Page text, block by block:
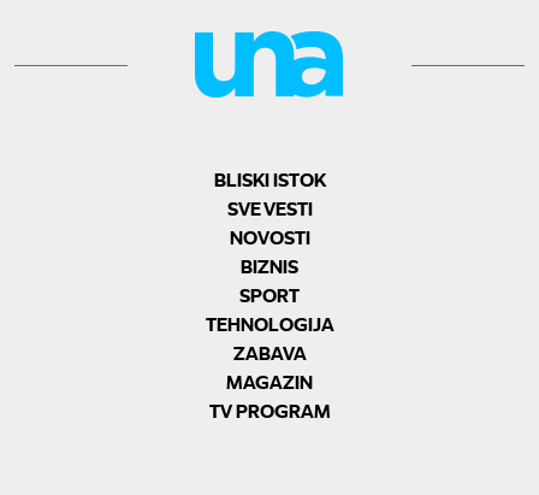
BLISKI ISTOK
SVE VESTI
NOVOSTI
BIZNIS
SPORT
TEHNOLOGIJA
ZABAVA
MAGAZIN
TV PROGRAM